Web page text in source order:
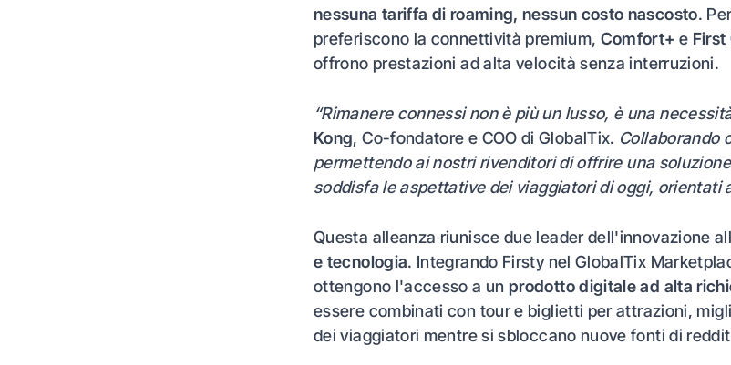
nessuna tariffa di roaming, nessun costo nascosto.
preferiscono la connettività premium, Comfort+ e First
offrono prestazioni ad alta velocità senza interruzioni.
“Rimanere connessi non è più un lusso, è una
Kong, Co-fondatore e COO di GlobalTix. Collaborando
permettendo ai nostri rivenditori di offrire una
soddisfa le aspettative dei viaggiatori di oggi, orientati
Questa alleanza riunisce due leader dell'innovazione
e tecnologia. Integrando Firsty nel GlobalTix
ottengono l'accesso a un prodotto digitale ad alta
essere combinati con tour e biglietti per attrazioni,
dei viaggiatori mentre si sbloccano nuove fonti di